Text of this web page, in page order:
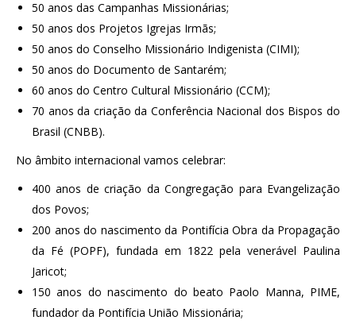
50 anos das Campanhas Missionárias;
50 anos dos Projetos Igrejas Irmãs;
50 anos do Conselho Missionário Indigenista (CIMI);
50 anos do Documento de Santarém;
60 anos do Centro Cultural Missionário (CCM);
70 anos da criação da Conferência Nacional dos Bispos do
Brasil (CNBB).
No âmbito internacional vamos celebrar:
400 anos de criação da Congregação para Evangelização
dos Povos;
200 anos do nascimento da Pontifícia Obra da Propagação
da Fé (POPF), fundada em 1822 pela venerável Paulina
Jaricot;
150 anos do nascimento do beato Paolo Manna, PIME,
fundador da Pontifícia União Missionária;